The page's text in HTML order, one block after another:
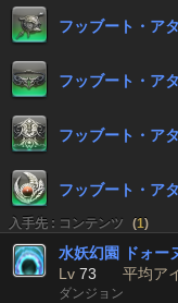
フッブート・ア
フッブート・ア
フッブート・ア
フッブート・ア
入手先 : コンテンツ (1)
水妖幻園 ドォー
Lv 73 平均ア
ダンジョン